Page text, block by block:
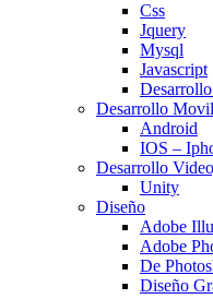
Css
Jquery
Mysql
Javascript
Desarrollo Movil
Android
IOS –
Desarrollo
Unity
Diseño
Adobe
Adobe
De
Diseño